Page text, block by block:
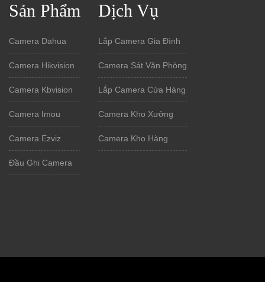
Sản Phẩm
Camera Dahua
Camera Hikvision
Camera Kbvision
Camera Imou
Camera Ezviz
Đầu Ghi Camera
Dịch Vụ
Lắp Camera Gia Đình
Camera Sát Văn Phòng
Lắp Camera Cửa Hàng
Camera Kho Xưởng
Camera Kho Hàng